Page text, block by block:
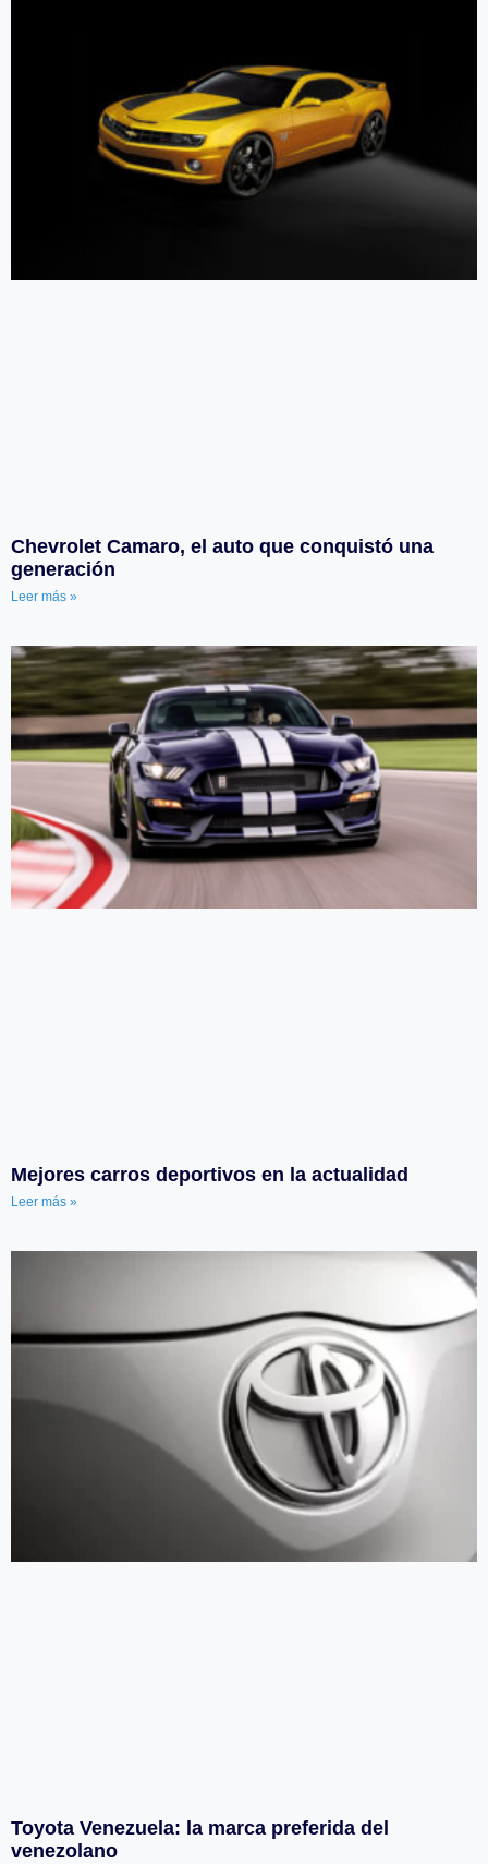
Chevrolet Camaro, el auto que conquistó una
generación
Leer más »
Mejores carros deportivos en la actualidad
Leer más »
Toyota Venezuela: la marca preferida del
venezolano